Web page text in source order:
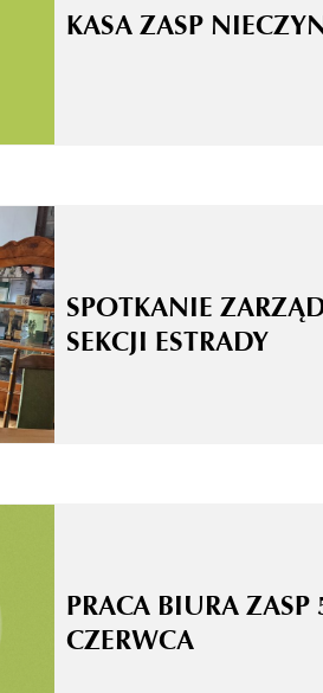
KASA ZASP
SPOTKANIE
SEKCJI ESTRADY
PRACA BIURA ZASP
CZERWCA